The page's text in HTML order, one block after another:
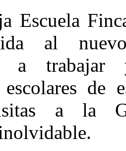
Escuela
al
a
escolares de
a la